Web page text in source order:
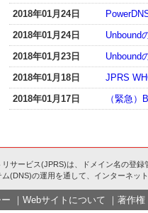
2018年01月24日
2018年01月24日
Unbound
2018年01月23日
Unbound
2018年01月18日
JPRS
2018年01月17日
（緊急
サービス(JPRS)は、ドメイン名の登録
ム(DNS)の運用を通して、インターネッ
｜ Webサイトについて ｜ 著作権